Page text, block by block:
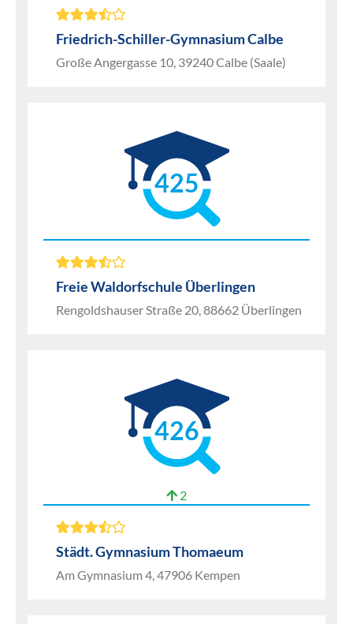
Friedrich-Schiller-Gymnasium Calbe
Große Angergasse 10, 39240 Calbe (Saale)
425
Freie Waldorfschule Überlingen
Rengoldshauser Straße 20, 88662 Überlingen
426
2
Städt. Gymnasium Thomaeum
Am Gymnasium 4, 47906 Kempen